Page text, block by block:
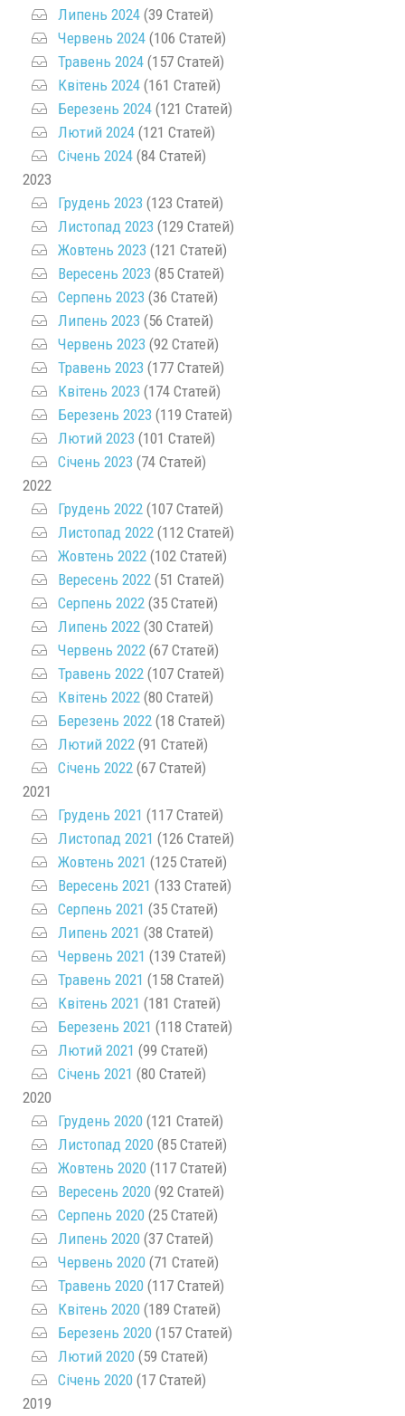
Липень 2024 (39 Статей)
Червень 2024 (106 Статей)
Травень 2024 (157 Статей)
Квітень 2024 (161 Статей)
Березень 2024 (121 Статей)
Лютий 2024 (121 Статей)
Січень 2024 (84 Статей)
2023
Грудень 2023 (123 Статей)
Листопад 2023 (129 Статей)
Жовтень 2023 (121 Статей)
Вересень 2023 (85 Статей)
Серпень 2023 (36 Статей)
Липень 2023 (56 Статей)
Червень 2023 (92 Статей)
Травень 2023 (177 Статей)
Квітень 2023 (174 Статей)
Березень 2023 (119 Статей)
Лютий 2023 (101 Статей)
Січень 2023 (74 Статей)
2022
Грудень 2022 (107 Статей)
Листопад 2022 (112 Статей)
Жовтень 2022 (102 Статей)
Вересень 2022 (51 Статей)
Серпень 2022 (35 Статей)
Липень 2022 (30 Статей)
Червень 2022 (67 Статей)
Травень 2022 (107 Статей)
Квітень 2022 (80 Статей)
Березень 2022 (18 Статей)
Лютий 2022 (91 Статей)
Січень 2022 (67 Статей)
2021
Грудень 2021 (117 Статей)
Листопад 2021 (126 Статей)
Жовтень 2021 (125 Статей)
Вересень 2021 (133 Статей)
Серпень 2021 (35 Статей)
Липень 2021 (38 Статей)
Червень 2021 (139 Статей)
Травень 2021 (158 Статей)
Квітень 2021 (181 Статей)
Березень 2021 (118 Статей)
Лютий 2021 (99 Статей)
Січень 2021 (80 Статей)
2020
Грудень 2020 (121 Статей)
Листопад 2020 (85 Статей)
Жовтень 2020 (117 Статей)
Вересень 2020 (92 Статей)
Серпень 2020 (25 Статей)
Липень 2020 (37 Статей)
Червень 2020 (71 Статей)
Травень 2020 (117 Статей)
Квітень 2020 (189 Статей)
Березень 2020 (157 Статей)
Лютий 2020 (59 Статей)
Січень 2020 (17 Статей)
2019